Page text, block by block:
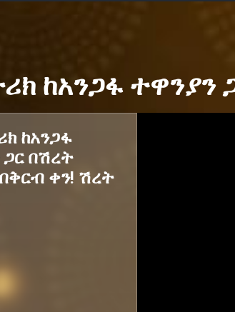
ከአንጋፋ ተዋንያን
ከአንጋፋ
በሽረት
ቀን! ሽረት